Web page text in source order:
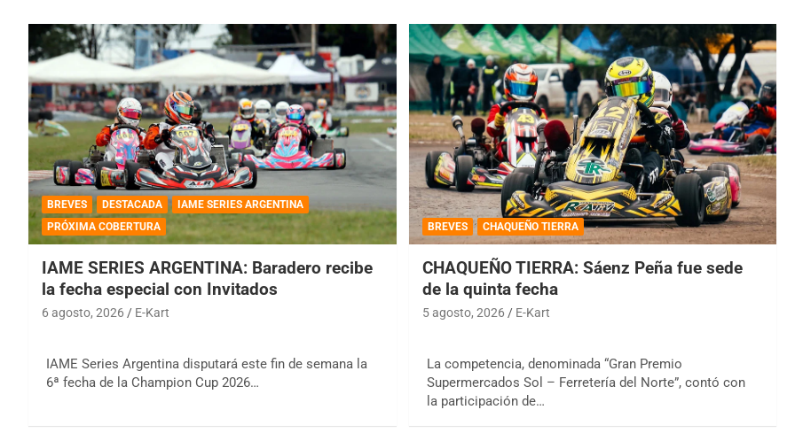
BREVES DESTACADA
IAME SERIES ARGENTINA
PRÓXIMA COBERTURA
IAME SERIES ARGENTINA: Baradero recibe
la fecha especial con Invitados
6 agosto, 2026 E-Kart
IAME Series Argentina disputará este fin de semana la
6ª fecha de la Champion Cup 2026…
BREVES CHAQUEÑO TIERRA
CHAQUEÑO TIERRA: Sáenz Peña fue sede
de la quinta fecha
5 agosto, 2026 E-Kart
La competencia, denominada “Gran Premio
Supermercados Sol – Ferretería del Norte”, contó con
la participación de…